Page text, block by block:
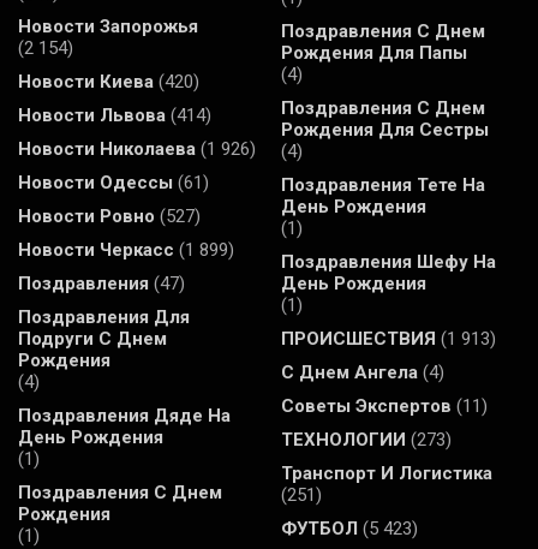
Новости Запорожья
(2 154)
Новости Киева (420)
Новости Львова (414)
Новости Николаева (1 926)
Новости Одессы (61)
Новости Ровно (527)
Новости Черкасс (1 899)
Поздравления (47)
Поздравления Для
Подруги С Днем
Рождения
(4)
Поздравления Дяде На
День Рождения
(1)
Поздравления С Днем
Рождения
(1)
Поздравления С Днем
Рождения Для Папы
(4)
Поздравления С Днем
Рождения Для Сестры
(4)
Поздравления Тете На
День Рождения
(1)
Поздравления Шефу На
День Рождения
(1)
ПРОИСШЕСТВИЯ (1 913)
С Днем Ангела (4)
Советы Экспертов (11)
ТЕХНОЛОГИИ (273)
Транспорт И Логистика
(251)
ФУТБОЛ (5 423)